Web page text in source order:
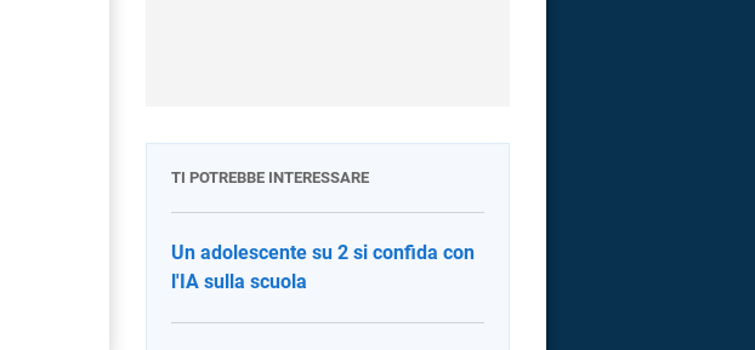
TI POTREBBE INTERESSARE
Un adolescente su 2 si confida con
l'IA sulla scuola